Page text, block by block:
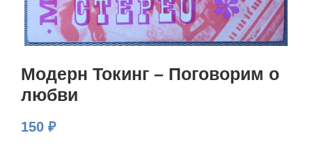
Модерн Токинг – Поговорим о
любви
150 ₽